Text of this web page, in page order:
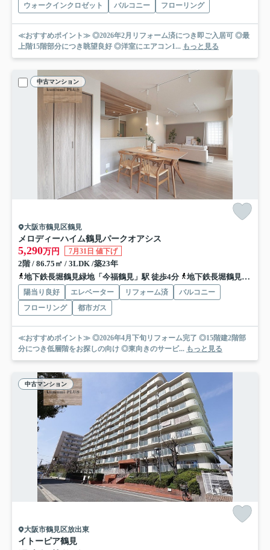
ウォークインクロゼット
バルコニー フローリング
≪おすすめポイント≫ ◎2026年2月リフォーム済につき即ご入居可 ◎最
上階15階部分につき眺望良好 ◎洋室にエアコン1... もっと見る
中古マンション
大阪市鶴見区鶴見
メロディーハイム鶴見パークオアシス
5,290万円 7月31日 値下げ
2階 / 86.75㎡ / 3LDK /築23年
地下鉄長堀鶴見緑地「今福鶴見」駅 徒歩4分
地下鉄長堀鶴見緑地「蒲生四丁目」駅 徒歩18分
陽当り良好 エレベーター リフォーム済
バルコニー
フローリング
都市ガス
≪おすすめポイント≫ ◎2026年4月下旬リフォーム完了 ◎15階建2階部
分につき低層階をお探しの向け ◎東向きのサービ... もっと見る
中古マンション
大阪市鶴見区放出東
イトーピア鶴見